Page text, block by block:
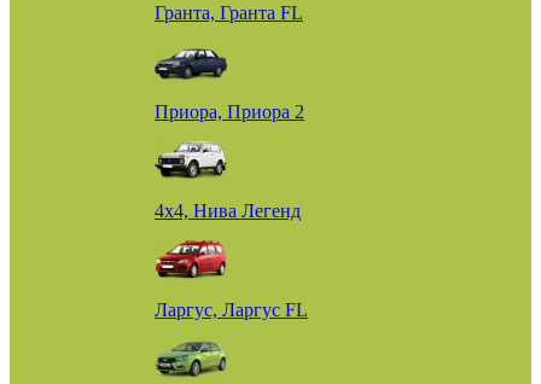
Гранта, Гранта FL
Приора, Приора 2
4х4, Нива Легенд
Ларгус, Ларгус FL